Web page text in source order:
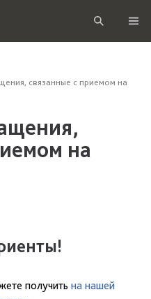
связанные с приемом на
на
получить на нашей